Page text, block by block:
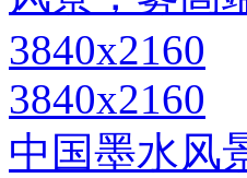
3840x2160
中国墨水风